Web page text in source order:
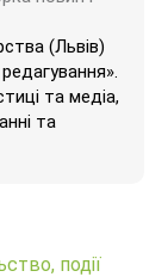
(Львів)
та медіа,
та
події